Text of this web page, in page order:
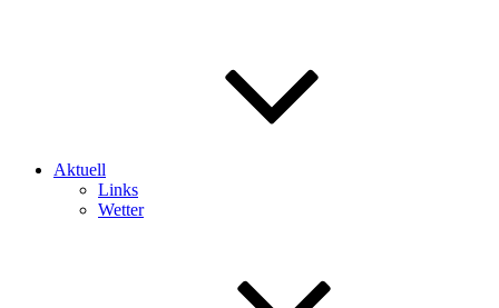
Aktuell
Links
Wetter